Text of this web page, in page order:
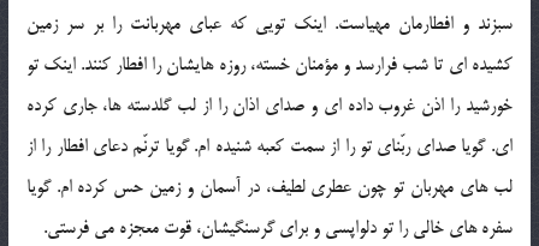
سبزند و افطارمان مهیاست. اینک تویی که عبای مهربانت را بر سر زمین
کشیده ای تا شب فرارسد و مؤمنان خسته، روزه هایشان را افطار کنند. اینک تو
خورشید را اذن غروب داده ای و صدای اذان را از لب گلدسته ها، جاری کرده
ای. گویا صدای ربّنای تو را از سمت کعبه شنیده ام. گویا ترنّم دعای افطار را از
لب های مهربان تو چون عطری لطیف، در آسمان و زمین حس کرده ام. گویا
سفره های خالی را تو دلواپسی و برای گرسنگیشان، قوت معجزه می فرستی.